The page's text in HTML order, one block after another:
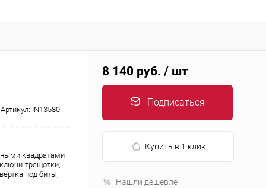
Артикул: IN13580
квадратами
трещотки,
под биты,
8 140 руб. / шт
Подписаться
Купить в 1 клик
Нашли дешевле